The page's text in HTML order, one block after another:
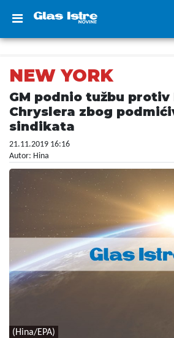
NEW YORK
GM podnio tužbu protiv
Chryslera zbog
sindikata
21.11.2019 16:16
Autor: Hina
(Hina/EPA)